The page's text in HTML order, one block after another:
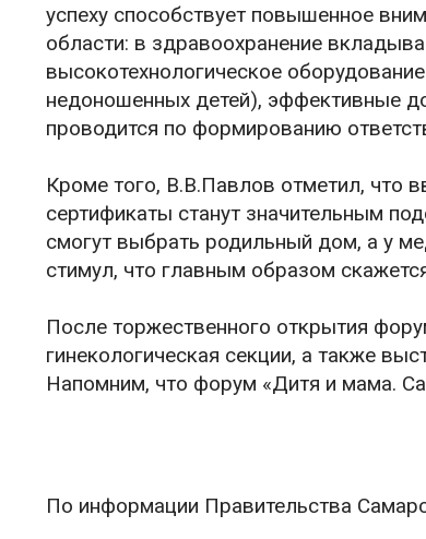
успеху способствует повышенное
области: в здравоохранение
высокотехнологическое
недоношенных детей), эффективные
проводится по формированию
Кроме того, В.В.Павлов отметил, что
сертификаты станут значительным
смогут выбрать родильный дом, а у
стимул, что главным образом
После торжественного открытия
гинекологическая секции, а также
Напомним, что форум «Дитя и мама.
По информации Правительства